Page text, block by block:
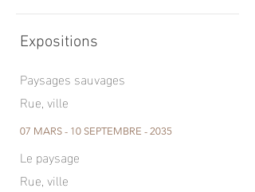
Expositions
Paysages sauvages
Rue, ville
07 MARS - 10 SEPTEMBRE - 2035
Le paysage
Rue, ville